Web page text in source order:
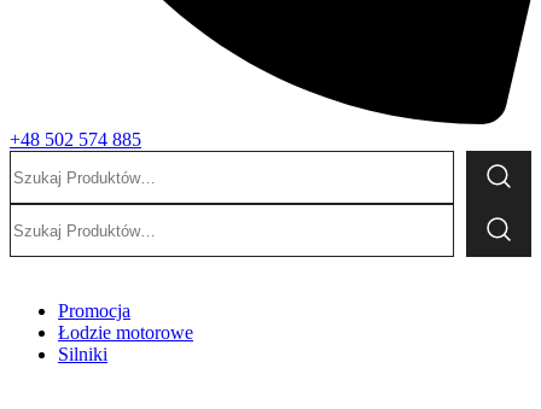
+48 502 574 885
Promocja
Łodzie motorowe
Silniki